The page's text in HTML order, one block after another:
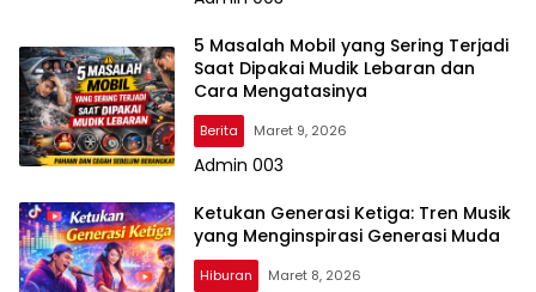
5 Masalah Mobil yang Sering Terjadi
Saat Dipakai Mudik Lebaran dan
Cara Mengatasinya
Berita Maret 9, 2026
Admin 003
Ketukan Generasi Ketiga: Tren Musik
yang Menginspirasi Generasi Muda
Hiburan Maret 8, 2026